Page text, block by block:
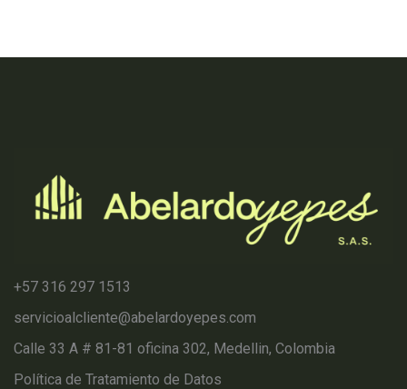
+57 316 297 1513
servicioalcliente@abelardoyepes.com
Calle 33 A # 81-81 oficina 302, Medellin, Colombia
Política de Tratamiento de Datos